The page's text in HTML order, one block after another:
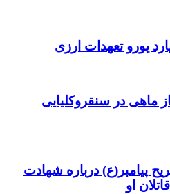
ماهی در سنقروکلیایی
پیامبر(ع) درباره شهادت
او